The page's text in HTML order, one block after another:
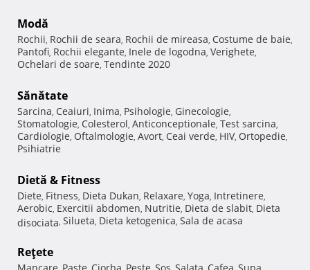
Modă
Rochii, Rochii de seara, Rochii de mireasa, Costume de baie,
Pantofi, Rochii elegante, Inele de logodna, Verighete,
Ochelari de soare, Tendinte 2020
Sănătate
Sarcina, Ceaiuri, Inima, Psihologie, Ginecologie,
Stomatologie, Colesterol, Anticonceptionale, Test sarcina,
Cardiologie, Oftalmologie, Avort, Ceai verde, HIV, Ortopedie,
Psihiatrie
Dietă & Fitness
Diete, Fitness, Dieta Dukan, Relaxare, Yoga, Intretinere,
Aerobic, Exercitii abdomen, Nutritie, Dieta de slabit, Dieta
disociata, Silueta, Dieta ketogenica, Sala de acasa
Reţete